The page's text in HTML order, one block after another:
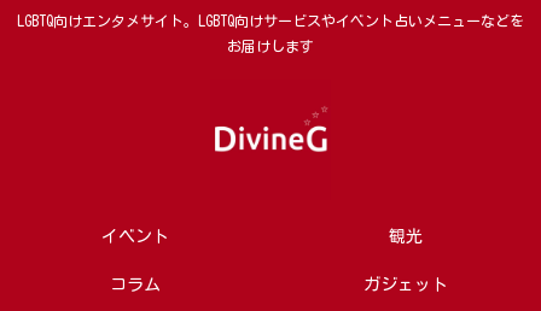
LGBTQ向けエンタメサイト。LGBTQ向けサービスやイベント占いメニューなどを
お届けします
イベント 観光
コラム ガジェット